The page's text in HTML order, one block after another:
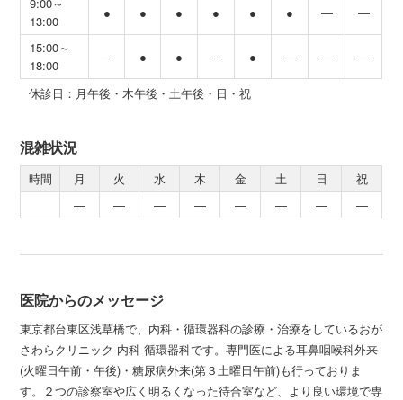
13:00
● ● ● ● ● ● ― ―
15:00～
18:00
― ● ● ― ● ― ― ―
休診日：月午後・木午後・土午後・日・祝
混雑状況
時間 月 火 水 木 金 土 日
祝
―
― ― ― ― ― ― ―
医院からのメッセージ
東京都台東区浅草橋で、内科・循環器科の診療・治療をしているおが
さわらクリニック 内科 循環器科です。専門医による耳鼻咽喉科外来
(火曜日午前・午後)・糖尿病外来(第３土曜日午前)も行っておりま
す。２つの診察室や広く明るくなった待合室など、より良い環境で専